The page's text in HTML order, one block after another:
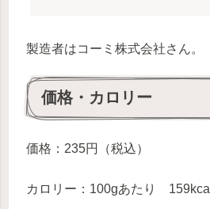
製造者はコーミ株式会社さん。
価格・カロリー
価格：235円（税込）
カロリー：100gあたり 159kcal